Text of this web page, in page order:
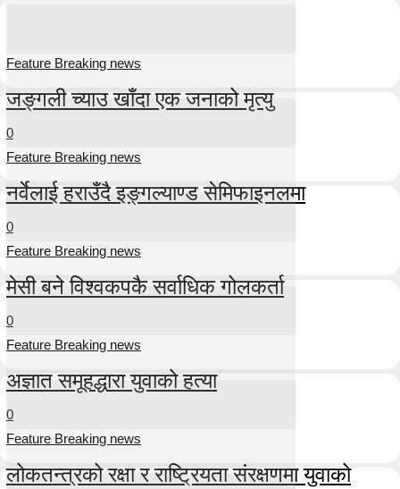
Feature Breaking news
जङ्गली च्याउ खाँदा एक जनाको मृत्यु
0
Feature Breaking news
नर्वेलाई हराउँदै इङ्गल्याण्ड सेमिफाइनलमा
0
Feature Breaking news
मेसी बने विश्वकपकै सर्वाधिक गोलकर्ता
0
Feature Breaking news
अज्ञात समूहद्धारा युवाको हत्या
0
Feature Breaking news
लोकतन्त्रको रक्षा र राष्ट्रियता संरक्षणमा युवाको